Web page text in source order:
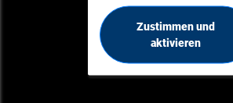
Zustimmen und
aktivieren